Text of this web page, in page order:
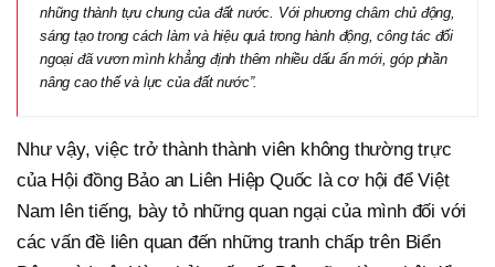
những thành tựu chung của đất nước. Với phương châm chủ động,
sáng tạo trong cách làm và hiệu quả trong hành động, công tác đối
ngoại đã vươn mình khẳng định thêm nhiều dấu ấn mới, góp phần
nâng cao thế và lực của đất nước”.
Như vậy, việc trở thành thành viên không thường trực
của Hội đồng Bảo an Liên Hiệp Quốc là cơ hội để Việt
Nam lên tiếng, bày tỏ những quan ngại của mình đối với
các vấn đề liên quan đến những tranh chấp trên Biển